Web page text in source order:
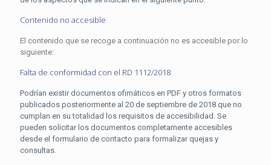
Contenido no accesible
El contenido que se recoge a continuación no es accesible por lo
siguiente:
Falta de conformidad con el RD 1112/2018
Podrían existir documentos ofimáticos en PDF y otros formatos
publicados posteriormente al 20 de septiembre de 2018 que no
cumplan en su totalidad los requisitos de accesibilidad. Se
pueden solicitar los documentos completamente accesibles
desde el formulario de contacto para formalizar quejas y
consultas.